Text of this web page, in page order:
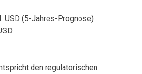
USD (5-Jahres-Prognose)
den regulatorischen